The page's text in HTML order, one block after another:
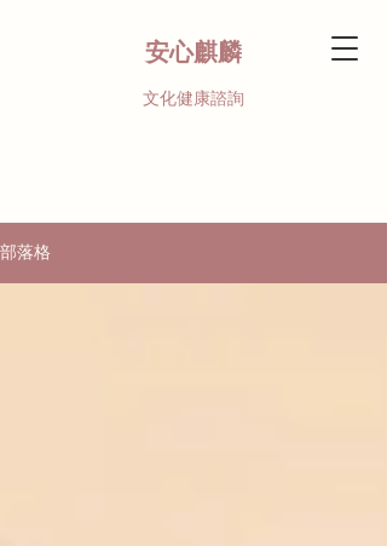
安心麒麟
文化健康諮詢
部落格